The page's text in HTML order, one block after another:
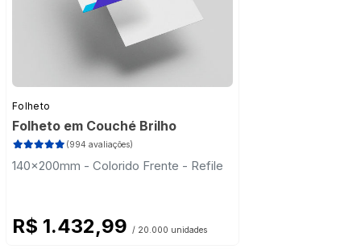
Folheto
Folheto em Couché Brilho
(994 avaliações)
140x200mm - Colorido Frente - Refile
R$ 1.432,99 / 20.000 unidades